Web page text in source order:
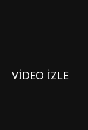
VİDEO İZLE